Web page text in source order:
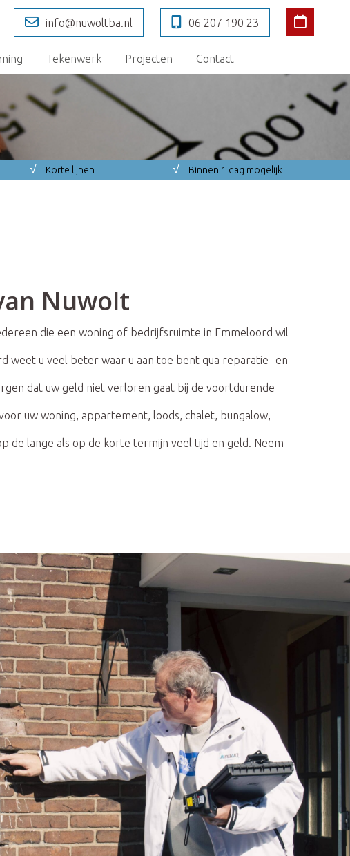
info@nuwoltba.nl 06 207 190 23
Tekenwerk Projecten Contact
√ Korte lijnen √ Binnen 1 dag mogelijk
Nuwolt
die een woning of bedrijfsruimte in Emmeloord wil
weet u veel beter waar u aan toe bent qua reparatie- en
dat uw geld niet verloren gaat bij de voortdurende
uw woning, appartement, loods, chalet, bungalow,
de lange als op de korte termijn veel tijd en geld. Neem